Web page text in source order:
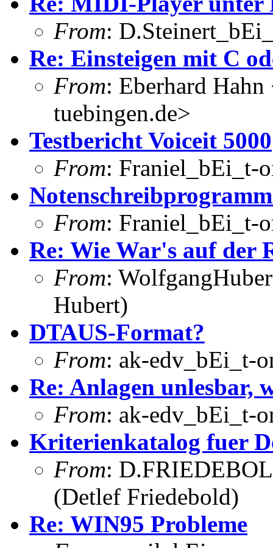
From:
Re: Einsteigen mit C
From: Eberhard
tuebingen.de>
Testbericht Voiceit 5000
From: Franiel_bEi_t-
From: Franiel_bEi_t-
Re: Wie War's auf der
From:
Hubert)
DTAUS-Format?
From: ak-edv_bEi_t-
Re: Anlagen unlesbar,
From: ak-edv_bEi_t-
Kriterienkatalog fuer
From:
(Detlef Friedebold)
Re: WIN95 Probleme